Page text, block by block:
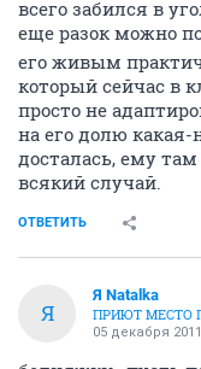
всего забился в
еще разок можно
его живым
который сейчас в
просто не
на его долю
досталась, ему
всякий случай.
ОТВЕТИТЬ
Я
Я Natalka
ПРИЮТ МЕСТО
05 декабря 2011